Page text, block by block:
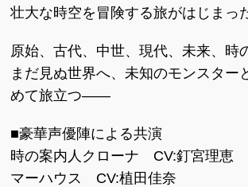
壮大な時空を冒険する旅がはじまっ
原始、古代、中世、現代、未来、時
まだ見ぬ世界へ、未知のモンスター
めて旅立つ――
■豪華声優陣による共演
時の案内人クローナ CV:釘宮理恵
マーハウス CV:植田佳奈